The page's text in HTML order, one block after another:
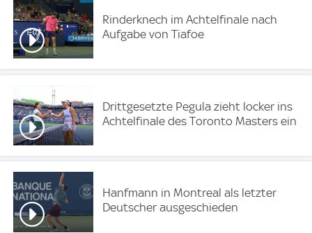
Rinderknech im Achtelfinale nach
Aufgabe von Tiafoe
Drittgesetzte Pegula zieht locker ins
Achtelfinale des Toronto Masters ein
Hanfmann in Montreal als letzter
Deutscher ausgeschieden